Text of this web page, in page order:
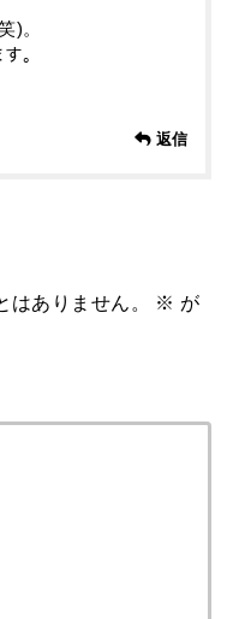
)。
。
返信
ありません。 ※ が